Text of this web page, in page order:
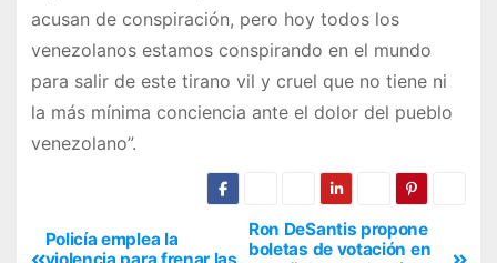
acusan de conspiración, pero hoy todos los
venezolanos estamos conspirando en el mundo
para salir de este tirano vil y cruel que no tiene ni
la más mínima conciencia ante el dolor del pueblo
venezolano”.
Ron DeSantis propone
boletas de votación en
Policía emplea la